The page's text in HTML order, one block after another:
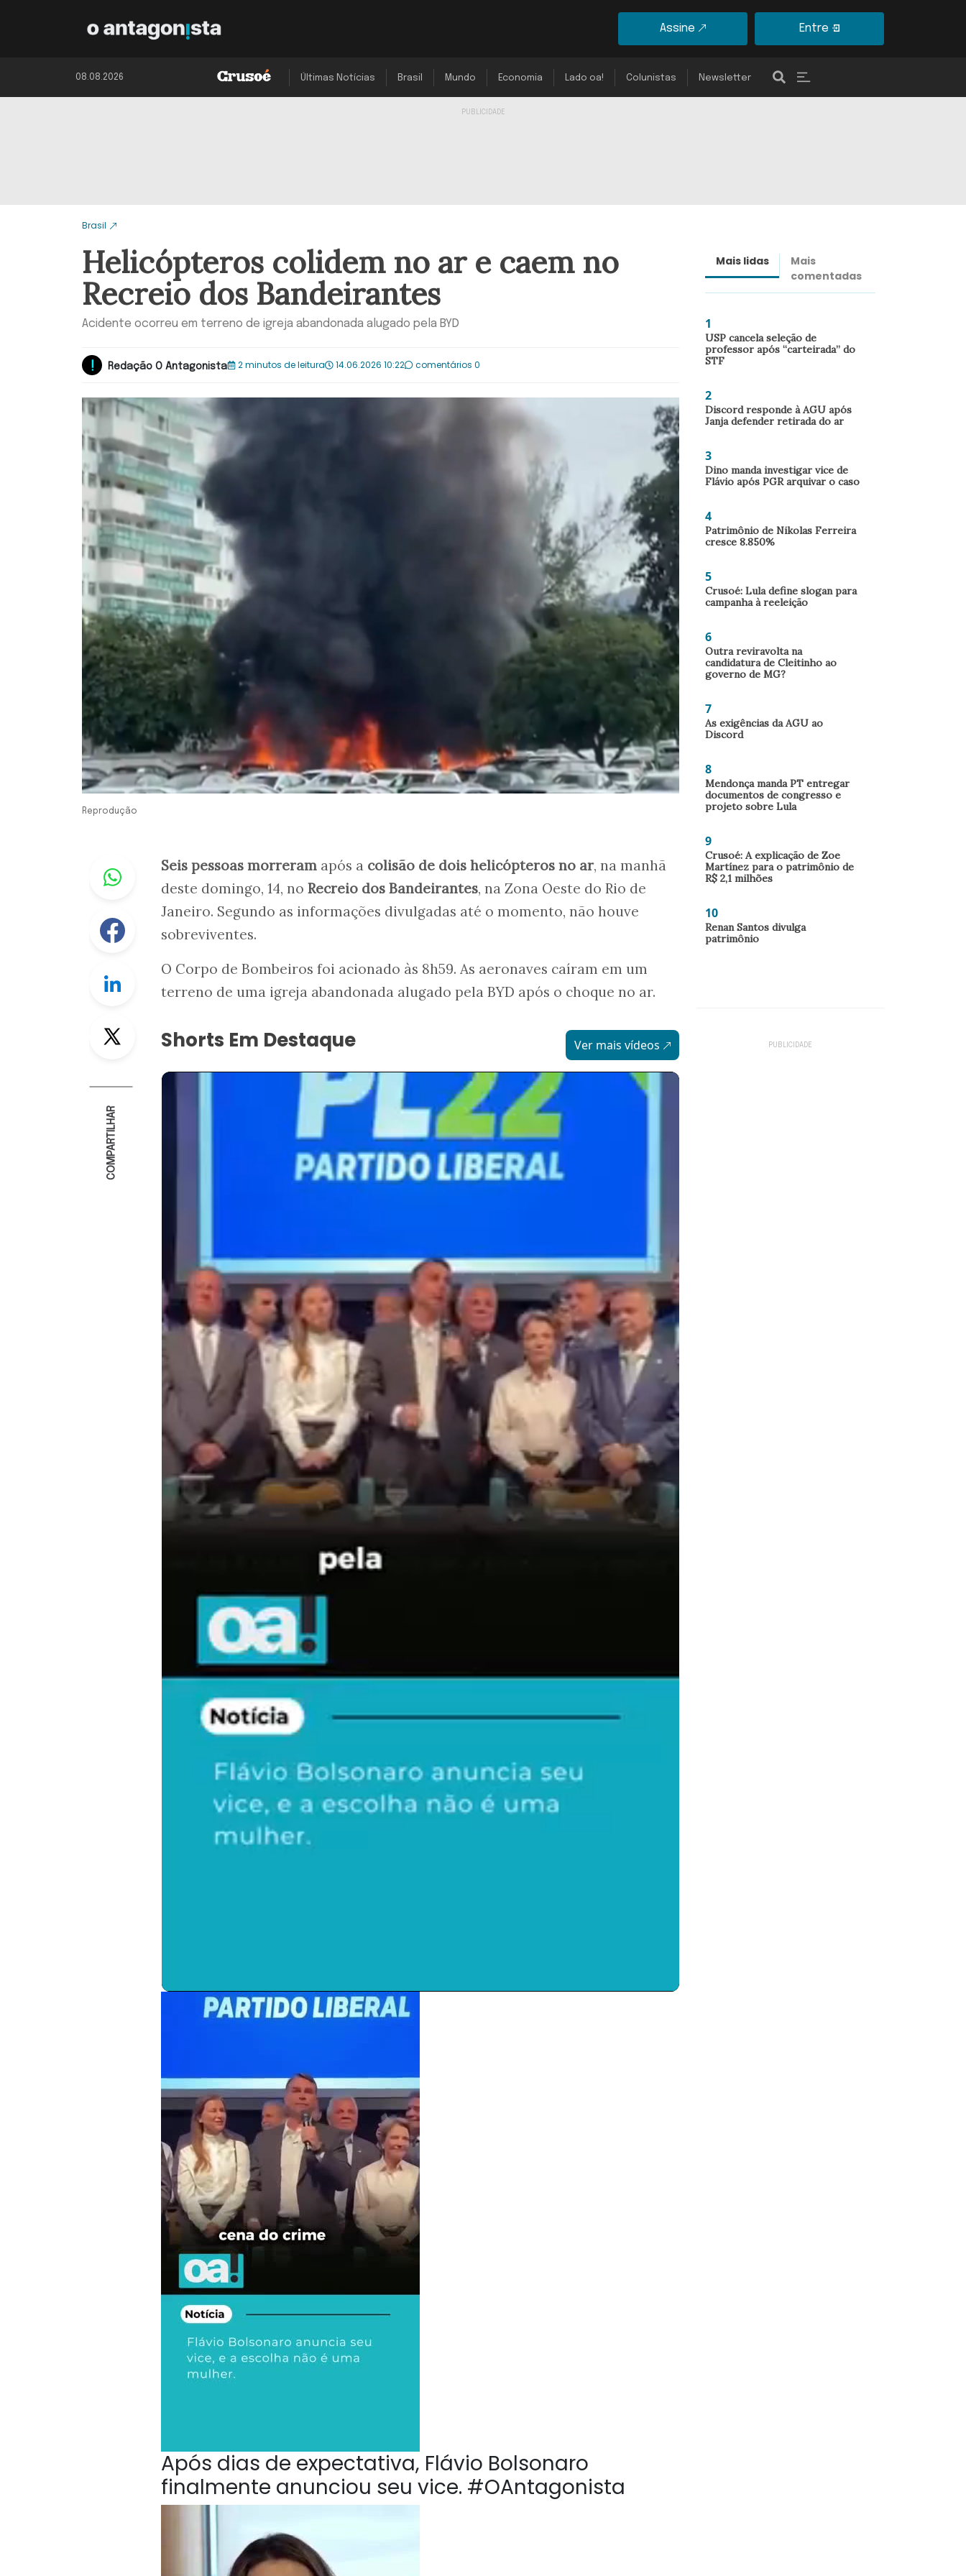
Assine Entre
08.08.2026 Últimas Notícias Brasil Mundo Economia Lado oa! Colunistas Newsletter
Brasil
Helicópteros colidem no ar e caem no
Recreio dos Bandeirantes
Acidente ocorreu em terreno de igreja abandonada alugado pela BYD
Redação O Antagonista 2 minutos de leitura 14.06.2026 10:22 comentários 0
Reprodução
Whastapp
Facebook
Linkedin
COMPARTILHAR
Seis pessoas morreram após a colisão de dois helicópteros no ar, na manhã
deste domingo, 14, no Recreio dos Bandeirantes, na Zona Oeste do Rio de
Janeiro. Segundo as informações divulgadas até o momento, não houve
sobreviventes.
O Corpo de Bombeiros foi acionado às 8h59. As aeronaves caíram em um
terreno de uma igreja abandonada alugado pela BYD após o choque no ar.
Shorts Em Destaque Ver mais vídeos
Após dias de expectativa, Flávio Bolsonaro
finalmente anunciou seu vice. #OAntagonista
Mais lidas
Mais
comentadas
1
USP cancela seleção de
professor após “carteirada” do
STF
2
Discord responde à AGU após
Janja defender retirada do ar
3
Dino manda investigar vice de
Flávio após PGR arquivar o caso
4
Patrimônio de Nikolas Ferreira
cresce 8.850%
5
Crusoé: Lula define slogan para
campanha à reeleição
6
Outra reviravolta na
candidatura de Cleitinho ao
governo de MG?
7
As exigências da AGU ao
Discord
8
Mendonça manda PT entregar
documentos de congresso e
projeto sobre Lula
9
Crusoé: A explicação de Zoe
Martínez para o patrimônio de
R$ 2,1 milhões
10
Renan Santos divulga
patrimônio